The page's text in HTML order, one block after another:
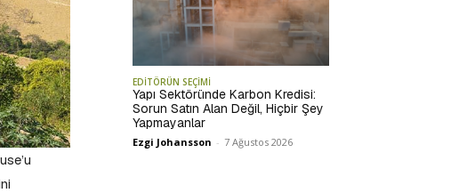
EDİTÖRÜN SEÇİMİ
Yapı Sektöründe Karbon Kredisi:
Sorun Satın Alan Değil, Hiçbir Şey
Yapmayanlar
Ezgi Johansson - 7 Ağustos 2026